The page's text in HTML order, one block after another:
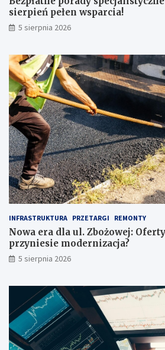
n
a
c
w
r
ó
c
i
ć
u
w
a
g
ę
p
r
e
d
z
a
p
m
?
e
r
p
ń
p
e
ł
e
n
w
s
p
a
r
c
i
!
sierpień pełen wsparcia!
5 sierpnia 2026
INFRASTRUKTURA PRZETARGI REMONTY
Nowa era dla ul. Zbożowej:
przyniesie modernizacja?
5 sierpnia 2026